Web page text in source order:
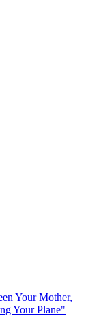
Your Mother,
Your Plane"